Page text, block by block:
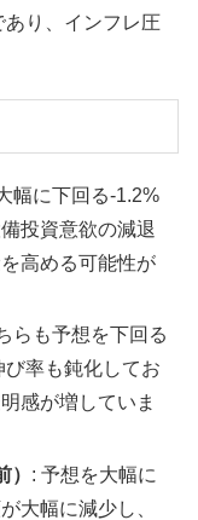
り、インフレ圧
幅に下回る-1.2%
投資意欲の減退
高める可能性が
らも予想を下回る
率も鈍化してお
感が増していま
: 予想を大幅に
大幅に減少し、